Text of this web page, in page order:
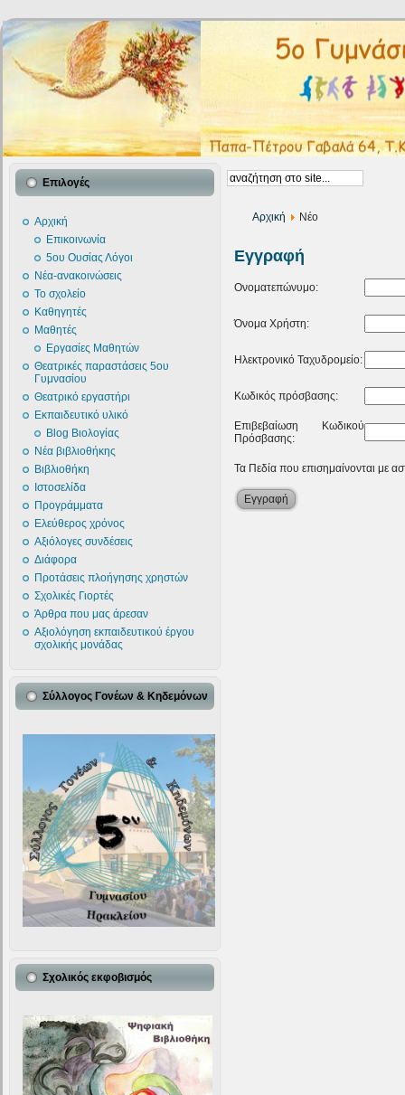
Επιλογές
Αρχική
Επικοινωνία
5ου Ουσίας Λόγοι
Νέα-ανακοινώσεις
Το σχολείο
Καθηγητές
Μαθητές
Εργασίες Μαθητών
Θεατρικές παραστάσεις 5ου
Γυμνασίου
Θεατρικό εργαστήρι
Εκπαιδευτικό υλικό
Blog Βιολογίας
Νέα βιβλιοθήκης
Βιβλιοθήκη
Ιστοσελίδα
Προγράμματα
Ελεύθερος χρόνος
Αξιόλογες συνδέσεις
Διάφορα
Προτάσεις πλοήγησης χρηστών
Σχολικές Γιορτές
Άρθρα που μας άρεσαν
Αξιολόγηση εκπαιδευτικού έργου
σχολικής μονάδας
Σύλλογος Γονέων & Κηδεμόνων
Σχολικός εκφοβισμός
Αρχική Νέο
Εγγραφή
Ονοματεπώνυμο:
Όνομα Χρήστη:
Ηλεκτρονικό Ταχυδρομείο:
Κωδικός πρόσβασης:
Επιβεβαίωση Κωδικού
Πρόσβασης:
Τα Πεδία που επισημαίνονται με
Εγγραφή